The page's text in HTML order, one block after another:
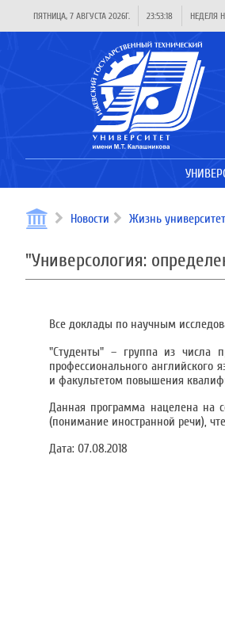
ПЯТНИЦА, 7 АВГУСТА 2026Г. 23:53:19 НЕДЕЛЯ
Новости Жизнь
"Универсология:
Все доклады по научным
"Студенты" – группа из числа
профессионального английского
и факультетом повышения
Данная программа нацелена на
(понимание иностранной речи),
Дата: 07.08.2018